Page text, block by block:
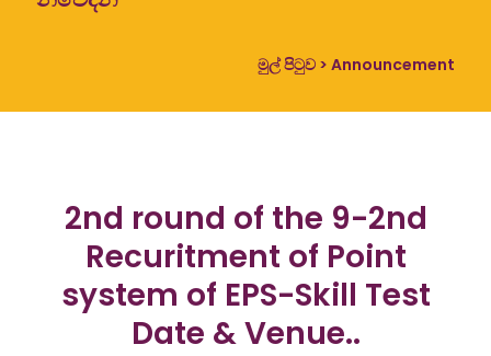
මුල් පිටුව > Announcement
2nd round of the 9-2nd
Recuritment of Point
system of EPS-Skill Test
Date & Venue..